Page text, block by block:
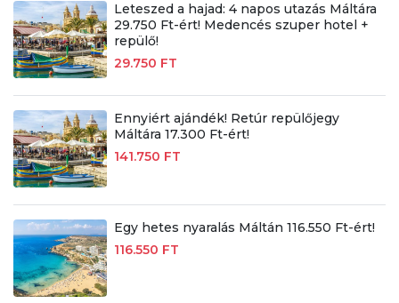
Leteszed a hajad: 4 napos utazás Máltára
29.750 Ft-ért! Medencés szuper hotel +
repülő!
29.750 FT
Ennyiért ajándék! Retúr repülőjegy
Máltára 17.300 Ft-ért!
141.750 FT
Egy hetes nyaralás Máltán 116.550 Ft-ért!
116.550 FT